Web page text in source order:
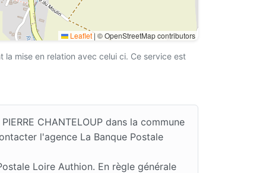
Leaflet|© OpenStreetMap contributors
mise en relation avec celui ci. Ce service est
CHANTELOUP dans la commune
l'agence La Banque Postale
Loire Authion. En règle générale